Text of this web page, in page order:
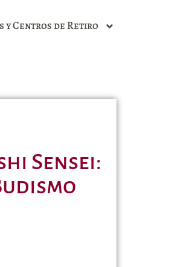
y Centros de Retiro
Sensei: